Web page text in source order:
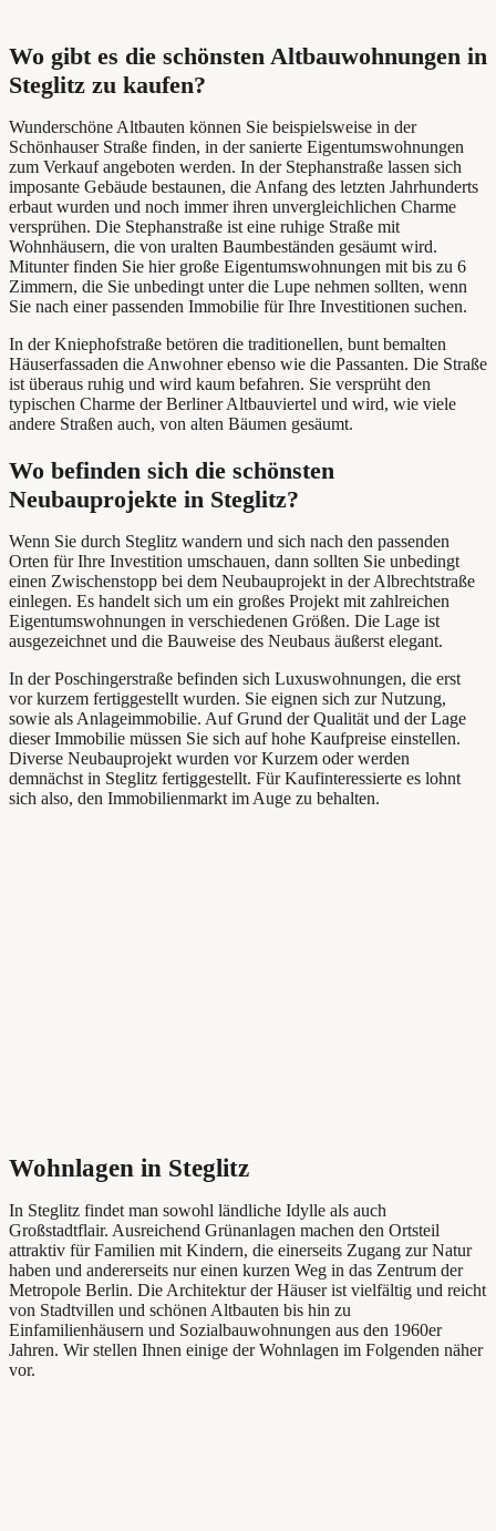
Wo gibt es die schönsten Altbauwohnungen in
Steglitz zu kaufen?
Wunderschöne Altbauten können Sie beispielsweise in der
Schönhauser Straße finden, in der sanierte Eigentumswohnungen
zum Verkauf angeboten werden. In der Stephanstraße lassen sich
imposante Gebäude bestaunen, die Anfang des letzten Jahrhunderts
erbaut wurden und noch immer ihren unvergleichlichen Charme
versprühen. Die Stephanstraße ist eine ruhige Straße mit
Wohnhäusern, die von uralten Baumbeständen gesäumt wird.
Mitunter finden Sie hier große Eigentumswohnungen mit bis zu 6
Zimmern, die Sie unbedingt unter die Lupe nehmen sollten, wenn
Sie nach einer passenden Immobilie für Ihre Investitionen suchen.
In der Kniephofstraße betören die traditionellen, bunt bemalten
Häuserfassaden die Anwohner ebenso wie die Passanten. Die Straße
ist überaus ruhig und wird kaum befahren. Sie versprüht den
typischen Charme der Berliner Altbauviertel und wird, wie viele
andere Straßen auch, von alten Bäumen gesäumt.
Wo befinden sich die schönsten
Neubauprojekte in Steglitz?
Wenn Sie durch Steglitz wandern und sich nach den passenden
Orten für Ihre Investition umschauen, dann sollten Sie unbedingt
einen Zwischenstopp bei dem Neubauprojekt in der Albrechtstraße
einlegen. Es handelt sich um ein großes Projekt mit zahlreichen
Eigentumswohnungen in verschiedenen Größen. Die Lage ist
ausgezeichnet und die Bauweise des Neubaus äußerst elegant.
In der Poschingerstraße befinden sich Luxuswohnungen, die erst
vor kurzem fertiggestellt wurden. Sie eignen sich zur Nutzung,
sowie als Anlageimmobilie. Auf Grund der Qualität und der Lage
dieser Immobilie müssen Sie sich auf hohe Kaufpreise einstellen.
Diverse Neubauprojekt wurden vor Kurzem oder werden
demnächst in Steglitz fertiggestellt. Für Kaufinteressierte es lohnt
sich also, den Immobilienmarkt im Auge zu behalten.
Wohnlagen in Steglitz
In Steglitz findet man sowohl ländliche Idylle als auch
Großstadtflair. Ausreichend Grünanlagen machen den Ortsteil
attraktiv für Familien mit Kindern, die einerseits Zugang zur Natur
haben und andererseits nur einen kurzen Weg in das Zentrum der
Metropole Berlin. Die Architektur der Häuser ist vielfältig und reicht
von Stadtvillen und schönen Altbauten bis hin zu
Einfamilienhäusern und Sozialbauwohnungen aus den 1960er
Jahren. Wir stellen Ihnen einige der Wohnlagen im Folgenden näher
vor.